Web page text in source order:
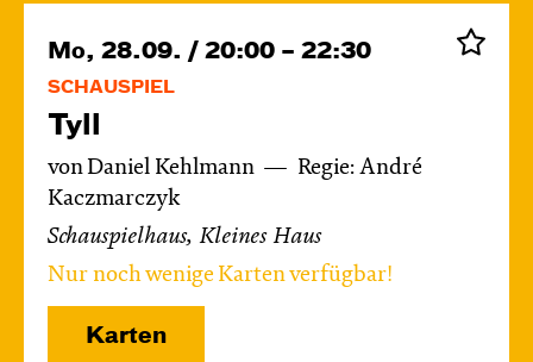
Mo, 28.09. / 20:00 – 22:30
SCHAUSPIEL
Tyll
von Daniel Kehlmann
Regie: André
Kaczmarczyk
Schauspielhaus, Kleines Haus
Nur noch wenige Karten verfügbar!
Karten